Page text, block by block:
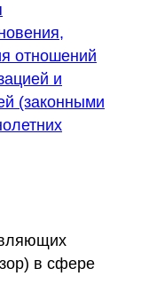
отношений
и
(законными
в сфере